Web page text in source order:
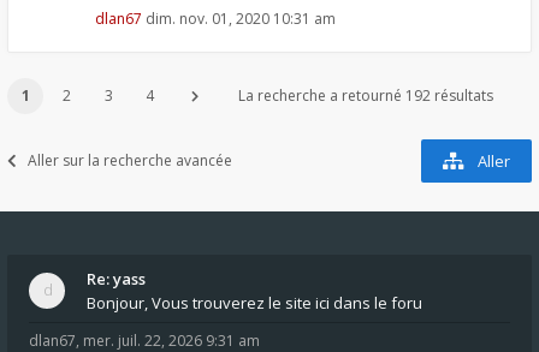
dlan67 dim. nov. 01, 2020 10:31 am
1 2 3 4 La recherche a retourné 192 résultats
Aller sur la recherche avancée Aller
Re: yass
Bonjour, Vous trouverez le site ici dans le foru
dlan67, mer. juil. 22, 2026 9:31 am